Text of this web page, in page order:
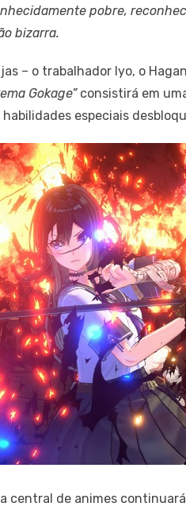
pobre,
bizarra.
– o trabalhador Iyo, o
Gokage”consistirá em
especiais
central de animes